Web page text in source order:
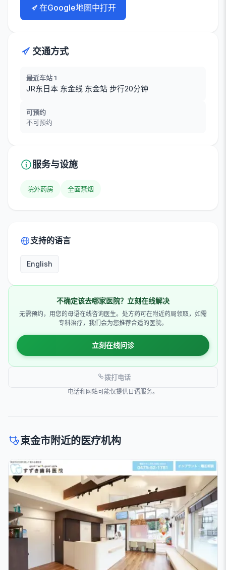
在Google地图中打开
交通方式
最近车站 1
JR东日本 东金线 东金站 步行20分钟
可预约
不可预约
服务与设施
院外药房 全面禁烟
支持的语言
English
不确定该去哪家医院？立刻在线解决
无需预约，用您的母语在线咨询医生。处方药可在附近药局领取，如需
专科治疗，我们会为您推荐合适的医院。
立刻在线问诊
拨打电话
电话和网站可能仅提供日语服务。
東金市附近的医疗机构